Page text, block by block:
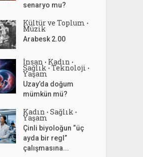
senaryo mu?
Kültür ve Toplum •
Müzik
Arabesk 2.00
İnsan • Kadın •
Sağlık • Teknoloji •
Yaşam
Uzay’da doğum
mümkün mü?
Kadın • Sağlık •
Yaşam
Çinli biyoloğun “üç
ayda bir regl”
çalışmasına...